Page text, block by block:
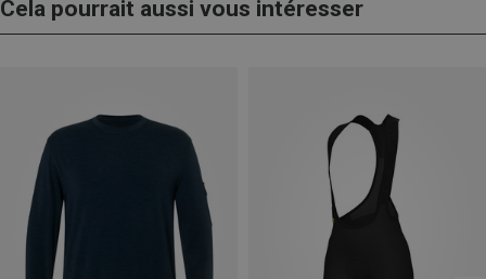
Cela pourrait aussi vous intéresser